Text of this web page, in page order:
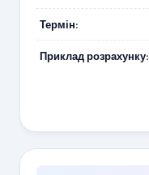
Термін:
Приклад розрахунку: